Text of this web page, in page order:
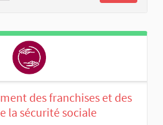
des franchises et des
la sécurité sociale